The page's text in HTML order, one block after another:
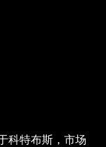
科特布斯，市场